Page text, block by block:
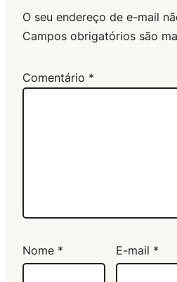
O seu endereço de e-mail
Campos obrigatórios são
Comentário *
Nome * E-mail *